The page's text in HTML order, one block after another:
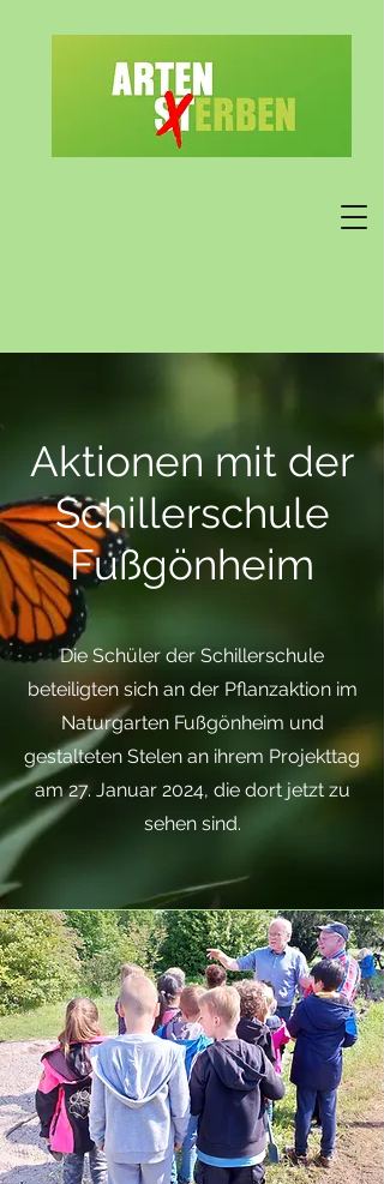
Aktionen mit der
Schillerschule
Fußgönheim
Die Schüler der Schillerschule
beteiligten sich an der Pflanzaktion im
Naturgarten Fußgönheim und
gestalteten Stelen an ihrem Projekttag
am 27. Januar 2024, die dort jetzt zu
sehen sind.